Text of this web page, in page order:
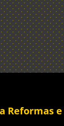
Reformas